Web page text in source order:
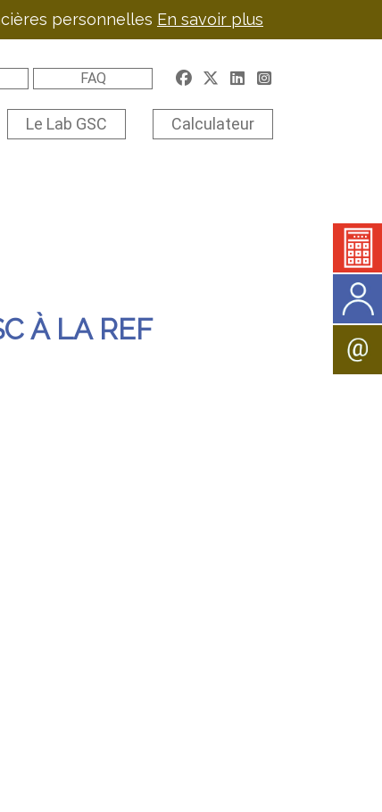
personnelles En savoir plus
FAQ
Le Lab GSC Calculateur
À LA REF